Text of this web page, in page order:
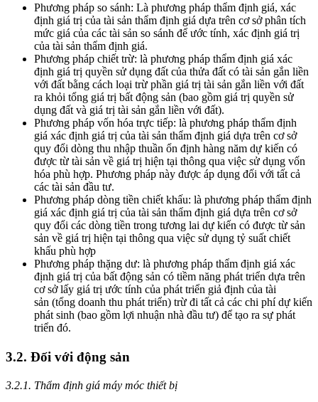
Phương pháp so sánh: Là phương pháp thẩm định giá, xác
định giá trị của tài sản thẩm định giá dựa trên cơ sở phân tích
mức giá của các tài sản so sánh để ước tính, xác định giá trị
của tài sản thẩm định giá.
Phương pháp chiết trừ: là phương pháp thẩm định giá xác
định giá trị quyền sử dụng đất của thửa đất có tài sản gắn liền
với đất bằng cách loại trừ phần giá trị tài sản gắn liền với đất
ra khỏi tổng giá trị bất động sản (bao gồm giá trị quyền sử
dụng đất và giá trị tài sản gắn liền với đất).
Phương pháp vốn hóa trực tiếp: là phương pháp thẩm định
giá xác định giá trị của tài sản thẩm định giá dựa trên cơ sở
quy đổi dòng thu nhập thuần ổn định hàng năm dự kiến có
được từ tài sản về giá trị hiện tại thông qua việc sử dụng vốn
hóa phù hợp. Phương pháp này được áp dụng đối với tất cả
các tài sản đầu tư.
Phương pháp dòng tiền chiết khấu: là phương pháp thẩm định
giá xác định giá trị của tài sản thẩm định giá dựa trên cơ sở
quy đổi các dòng tiền trong tương lai dự kiến có được từ sản
sản về giá trị hiện tại thông qua việc sử dụng tỷ suất chiết
khấu phù hợp
Phương pháp thặng dư: là phương pháp thẩm định giá xác
định giá trị của bất động sản có tiềm năng phát triển dựa trên
cơ sở lấy giá trị ước tính của phát triển giả định của tài
sản (tổng doanh thu phát triển) trừ đi tất cả các chi phí dự kiến
phát sinh (bao gồm lợi nhuận nhà đầu tư) để tạo ra sự phát
triển đó.
3.2. Đối với động sản
3.2.1. Thẩm định giá máy móc thiết bị